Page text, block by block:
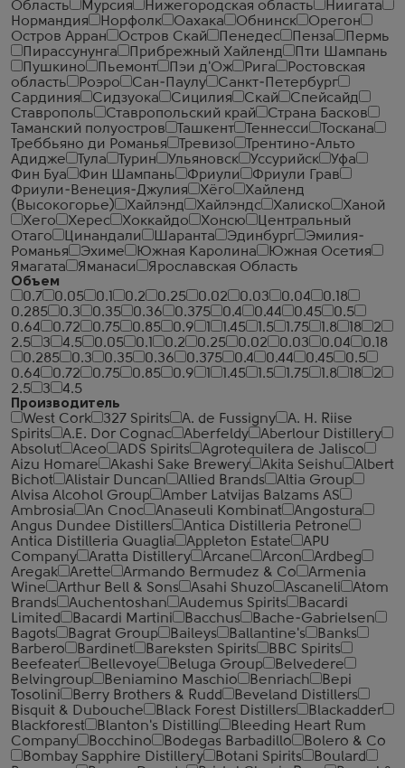
Область
Мурсия Нижегородская область
Ниигата
Нормандия
Норфолк Оахака Обнинск
Орегон
Остров Арран
Остров Скай Пенедес Пенза
Пермь
Пирассунунга
Прибрежный Хайленд
Пти Шампань
Пушкино
Пьемонт Пэи д'Ож Рига
Ростовская
область
Роэро Сан-Паулу
Санкт-Петербург
Сардиния
Сидзуока Сицилия Скай
Спейсайд
Ставрополь
Ставропольский край
Страна Басков
Таманский полуостров
Ташкент Теннесси
Тоскана
Треббьяно ди Романья
Тревизо
Трентино-Альто
Адидже
Тула Турин Ульяновск Уссурийск
Уфа
Фин Буа
Фин Шампань Фриули
Фриули Грав
Фриули-Венеция-Джулия
Хёго
Хайленд
(Высокогорье)
Хайлэнд Хайлэндс Халиско
Ханой
Хего
Херес Хоккайдо Хонсю
Центральный
Отаго
Цинандали Шаранта Эдинбург
Эмилия-
Романья
Эхиме Южная Каролина
Южная Осетия
Ямагата
Яманаси
Ярославская Область
Объем
0.7
0.05 0.1 0.2 0.25 0.02 0.03 0.04
0.18
0.285
0.3 0.35 0.36 0.375 0.4 0.44 0.45
0.5
0.64
0.72 0.75 0.85 0.9 1.45 1.5 1.75 1.8 18
2
2.5
3 4.5 0.05 0.1 0.2 0.25 0.02 0.03 0.04
0.18
0.285
0.3 0.35 0.36 0.375 0.4 0.44 0.45
0.5
0.64
0.72 0.75 0.85 0.9 1.45 1.5 1.75 1.8 18
2
2.5
3
4.5
Производитель
West Cork
327 Spirits A. de Fussigny
A. H. Riise
Spirits
A.E. Dor Cognac Aberfeldy
Aberlour Distillery
Absolut
Aceo ADS Spirits
Agrotequilera de Jalisco
Aizu Homare
Akashi Sake Brewery Akita Seishu
Albert
Bichot
Alistair Duncan Allied Brands
Altia Group
Alvisa Alcohol Group
Amber Latvijas Balzams AS
Ambrosia
An Cnoc Anaseuli Kombinat
Angostura
Angus Dundee Distillers
Antica Distilleria Petrone
Antica Distilleria Quaglia
Appleton Estate
APU
Company
Aratta Distillery Arcane Arcon
Ardbeg
Aregak
Arette Armando Bermudez & Co
Armenia
Wine
Arthur Bell & Sons Asahi Shuzo Ascaneli
Atom
Brands
Auchentoshan Audemus Spirits
Bacardi
Limited
Bacardi Martini Bacchus
Bache-Gabrielsen
Bagots
Bagrat Group Baileys Ballantine's
Banks
Barbero
Bardinet Bareksten Spirits
BBC Spirits
Beefeater
Bellevoye Beluga Group
Belvedere
Belvingroup
Beniamino Maschio Benriach
Bepi
Tosolini
Berry Brothers & Rudd
Beveland Distillers
Bisquit & Dubouche
Black Forest Distillers
Blackadder
Blackforest
Blanton's Distilling
Bleeding Heart Rum
Company
Bocchino Bodegas Barbadillo
Bolero & Co
Bombay Sapphire Distillery
Botani Spirits
Boulard